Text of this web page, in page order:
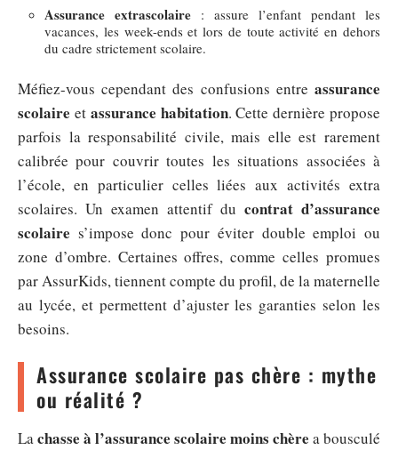
Assurance extrascolaire : assure l’enfant pendant les
vacances, les week-ends et lors de toute activité en dehors
du cadre strictement scolaire.
Méfiez-vous cependant des confusions entre assurance
scolaire et assurance habitation. Cette dernière propose
parfois la responsabilité civile, mais elle est rarement
calibrée pour couvrir toutes les situations associées à
l’école, en particulier celles liées aux activités extra
scolaires. Un examen attentif du contrat d’assurance
scolaire s’impose donc pour éviter double emploi ou
zone d’ombre. Certaines offres, comme celles promues
par AssurKids, tiennent compte du profil, de la maternelle
au lycée, et permettent d’ajuster les garanties selon les
besoins.
Assurance scolaire pas chère : mythe
ou réalité ?
Lachasse à l’assurance scolaire moins chère a bousculé